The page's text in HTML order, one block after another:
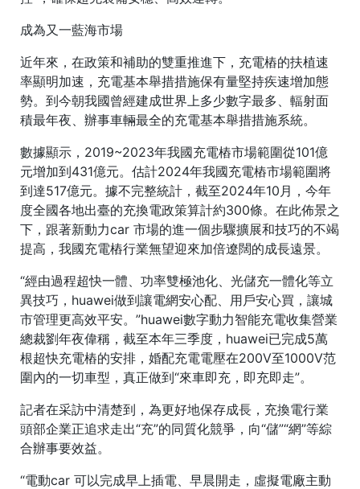
成為又一藍海市場
近年來，在政策和補助的雙重推進下，充電樁的扶植速
率顯明加速，充電基本舉措措施保有量堅持疾速增加態
勢。到今朝我國曾經建成世界上多少數字最多、輻射面
積最年夜、辦事車輛最全的充電基本舉措措施系統。
數據顯示，2019~2023年我國充電樁市場範圍從101億
元增加到431億元。估計2024年我國充電樁市場範圍將
到達517億元。據不完整統計，截至2024年10月，今年
度全國各地出臺的充換電政策算計約300條。在此佈景之
下，跟著新動力car 市場的進一個步驟擴展和技巧的不竭
提高，我國充電樁行業無望迎來加倍遼闊的成長遠景。
“經由過程超快一體、功率雙極池化、光儲充一體化等立
異技巧，huawei做到讓電網安心配、用戶安心買，讓城
市管理更高效平安。”huawei數字動力智能充電收集營業
總裁劉年夜偉稱，截至本年三季度，huawei已完成5萬
根超快充電樁的安排，婚配充電電壓在200V至1000V范
圍內的一切車型，真正做到“來車即充，即充即走”。
記者在采訪中清楚到，為更好地保存成長，充換電行業
頭部企業正追求走出“充”的同質化競爭，向“儲”“網”等綜
合辦事要效益。
“電動car 可以完成早上插電、早晨開走，虛擬電廠主動